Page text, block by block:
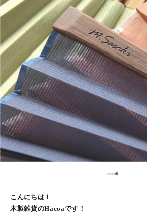
1234
こんにちは！
木製雑貨のHacoaです！